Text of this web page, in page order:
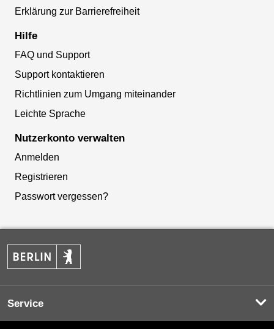
Erklärung zur Barrierefreiheit
Hilfe
FAQ und Support
Support kontaktieren
Richtlinien zum Umgang miteinander
Leichte Sprache
Nutzerkonto verwalten
Anmelden
Registrieren
Passwort vergessen?
Service